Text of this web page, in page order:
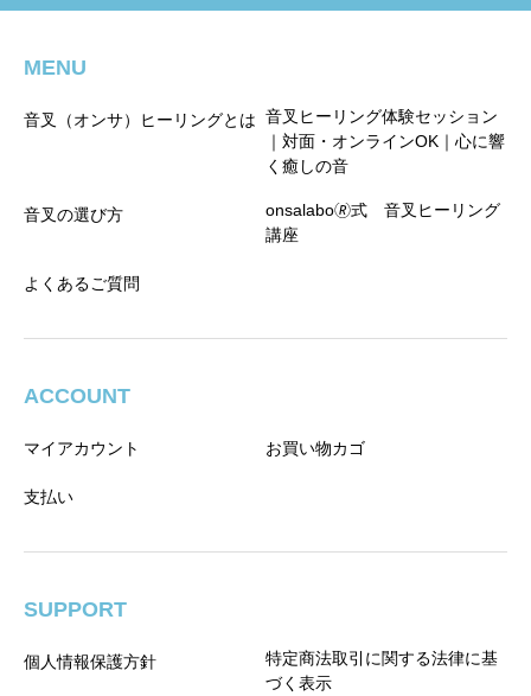
MENU
音叉（オンサ）ヒーリングとは 音叉ヒーリング体験セッション
｜対面・オンラインOK｜心に響
く癒しの音
音叉の選び方
onsalabo🄬式 音叉ヒーリング
講座
よくあるご質問
ACCOUNT
マイアカウント お買い物カゴ
支払い
SUPPORT
個人情報保護方針
特定商法取引に関する法律に基
づく表示